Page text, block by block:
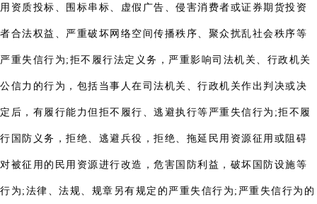
用资质投标、围标串标、虚假广告、侵害消费者或证券期货投资
者合法权益、严重破坏网络空间传播秩序、聚众扰乱社会秩序等
严重失信行为;拒不履行法定义务，严重影响司法机关、行政机关
公信力的行为，包括当事人在司法机关、行政机关作出判决或决
定后，有履行能力但拒不履行、逃避执行等严重失信行为;拒不履
行国防义务，拒绝、逃避兵役，拒绝、拖延民用资源征用或阻碍
对被征用的民用资源进行改造，危害国防利益，破坏国防设施等
行为;法律、法规、规章另有规定的严重失信行为;严重失信行为的